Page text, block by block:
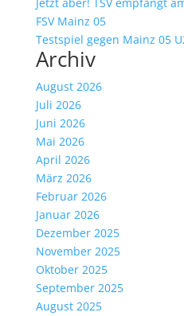
FSV Mainz 05
Testspiel gegen Mainz 05
Archiv
August 2026
Juli 2026
Juni 2026
Mai 2026
April 2026
März 2026
Februar 2026
Januar 2026
Dezember 2025
November 2025
Oktober 2025
September 2025
August 2025